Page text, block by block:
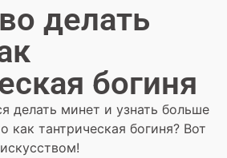
делать
богиня
делать минет и узнать больше
как тантрическая богиня? Вот